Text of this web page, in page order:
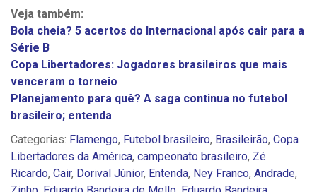
Veja também:
Bola cheia? 5 acertos do Internacional após cair para a
Série B
Copa Libertadores: Jogadores brasileiros que mais
venceram o torneio
Planejamento para quê? A saga continua no futebol
brasileiro; entenda
Categorias: Flamengo, Futebol brasileiro, Brasileirão, Copa
Libertadores da América, campeonato brasileiro, Zé
Ricardo, Cair, Dorival Júnior, Entenda, Ney Franco, Andrade,